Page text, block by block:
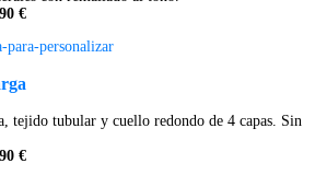
€
tejido tubular y cuello redondo de 4 capas. Sin
€